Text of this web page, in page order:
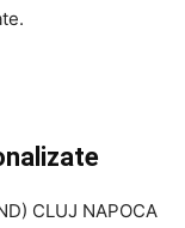
CLUJ NAPOCA